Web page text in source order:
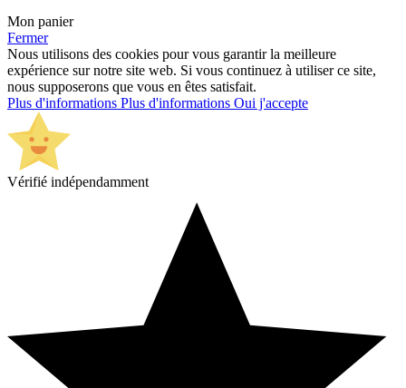
Mon panier
Fermer
Nous utilisons des cookies pour vous garantir la meilleure
expérience sur notre site web. Si vous continuez à utiliser ce site,
nous supposerons que vous en êtes satisfait.
Plus d'informations Plus d'informations Oui j'accepte
Vérifié indépendamment